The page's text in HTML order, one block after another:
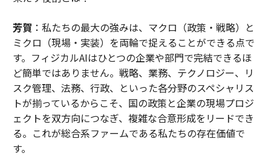
芳賀 ：私たちの最大の強みは、マクロ（政策・戦略）と
ミクロ（現場・実装）を両輪で捉えることができる点で
す。フィジカルAIはひとつの企業や部門で完結できるほ
ど簡単ではありません。戦略、業務、テクノロジー、リ
スク管理、法務、行政、といった各分野のスペシャリス
トが揃っているからこそ、国の政策と企業の現場プロジ
ェクトを双方向につなぎ、複雑な合意形成をリードでき
る。これが総合系ファームである私たちの存在価値で
す。